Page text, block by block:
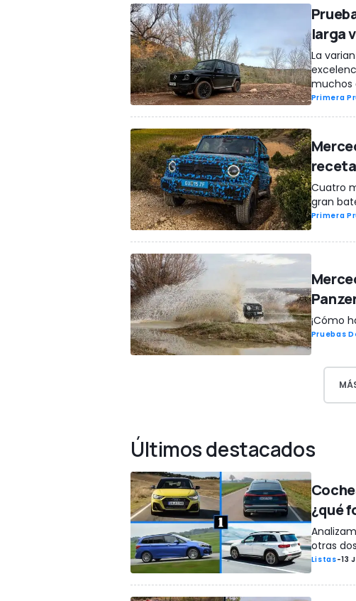
larga
La
muchos
Primera
Cuatro
gran
Primera
¡Cómo
Pruebas
Últimos destacados
¿qué
otras
Listas-13